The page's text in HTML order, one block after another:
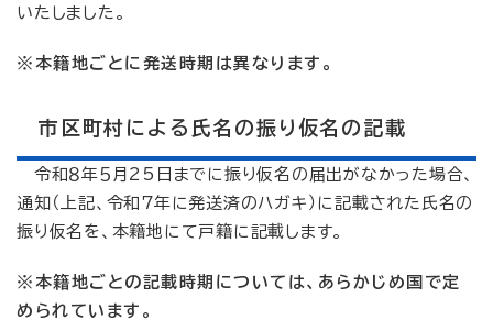
いたしました。
※本籍地ごとに発送時期は異なります。
市区町村による氏名の振り仮名の記載
令和８年５月25日までに振り仮名の届出がなかった場合、
通知（上記、令和７年に発送済のハガキ）に記載された氏名の
振り仮名を、本籍地にて戸籍に記載します。
※本籍地ごとの記載時期については、あらかじめ国で定
められています。